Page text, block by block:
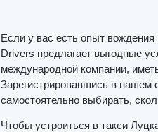
Если у вас есть опыт вождения
Drivers предлагает выгодные
международной компании,
Зарегистрировавшись в нашем
самостоятельно выбирать,
Чтобы устроиться в такси